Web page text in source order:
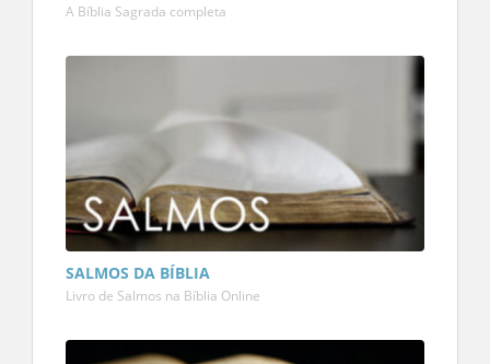
A Bíblia Sagrada completa
SALMOS DA BÍBLIA
Livro de Salmos na Bíblia Online